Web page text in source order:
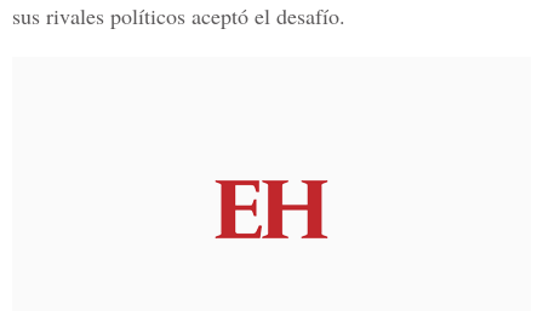
sus rivales políticos aceptó el desafío.